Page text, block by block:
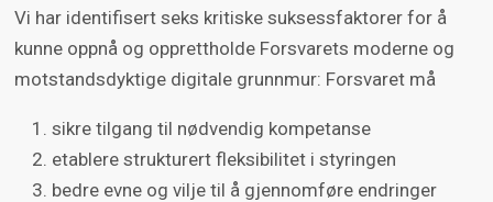
Vi har identifisert seks kritiske suksessfaktorer for å
kunne oppnå og opprettholde Forsvarets moderne og
motstandsdyktige digitale grunnmur: Forsvaret må
sikre tilgang til nødvendig kompetanse
etablere strukturert fleksibilitet i styringen
bedre evne og vilje til å gjennomføre endringer